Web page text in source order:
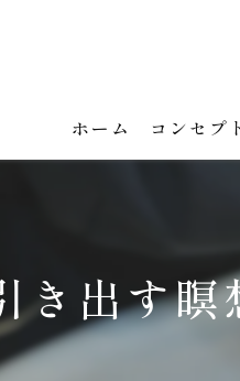
ホーム コンセプ
き出す